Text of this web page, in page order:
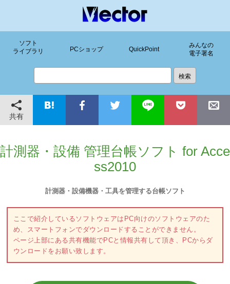
ソフト
ライブラリ
PCショップ QuickPoint
みんなの
電子署名
共有
計測器・設備 管理台帳ソフト for Acce
ss2010
計測器・設備機器・工具を管理する台帳ソフト
ここで紹介しているソフトウェアはPC向けのソフトウェアのた
め、スマートフォンでダウンロードすることができません。
ページ上部にある共有機能でPCと情報共有して頂き、PCからダ
ウンロードをお願い致します。